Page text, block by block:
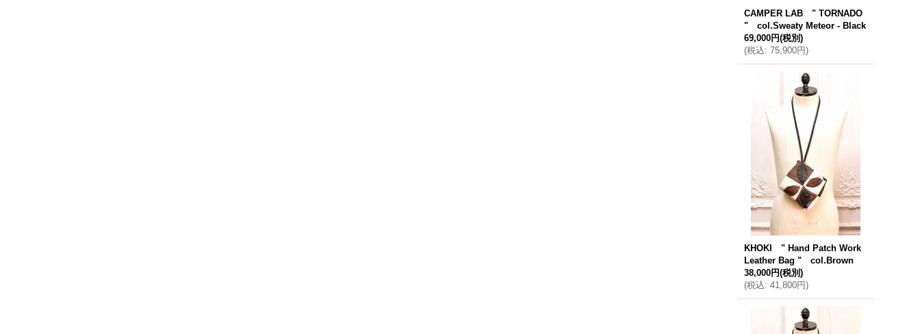
CAMPER LAB " TORNADO
" col.Sweaty Meteor - Black
69,000円(税別)
(税込: 75,900円)
KHOKI " Hand Patch Work
Leather Bag " col.Brown
38,000円(税別)
(税込: 41,800円)